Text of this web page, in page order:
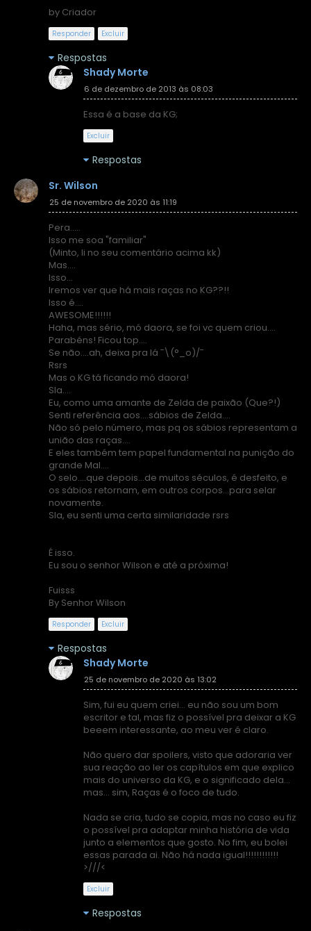
by Criador
Responder Excluir
Respostas
Shady Morte
6 de dezembro de 2013 às 08:03
Essa é a base da KG;
Excluir
Respostas
Sr. Wilson
25 de novembro de 2020 às 11:19
Pera.....
Isso me soa "familiar"
(Minto, li no seu comentário acima kk)
Mas....
Isso...
Iremos ver que há mais raças no KG??!!
Isso é....
AWESOME!!!!!!
Haha, mas sério, mó daora, se foi vc quem criou....
Parabéns! Ficou top....
Se não....ah, deixa pra lá ¯\(°_o)/¯
Rsrs
Mas o KG tá ficando mó daora!
Sla....
Eu, como uma amante de Zelda de paixão (Que?!)
Senti referência aos....sábios de Zelda....
Não só pelo número, mas pq os sábios representam a
união das raças....
E eles também tem papel fundamental na punição do
grande Mal....
O selo....que depois...de muitos séculos, é desfeito, e
os sábios retornam, em outros corpos...para selar
novamente.
Sla, eu senti uma certa similaridade rsrs
É isso.
Eu sou o senhor Wilson e até a próxima!
Fuisss
By Senhor Wilson
Responder Excluir
Respostas
Shady Morte
25 de novembro de 2020 às 13:02
Sim, fui eu quem criei... eu não sou um bom
escritor e tal, mas fiz o possível pra deixar a KG
beeem interessante, ao meu ver é claro.
Não quero dar spoilers, visto que adoraria ver
sua reação ao ler os capítulos em que explico
mais do universo da KG, e o significado dela...
mas... sim, Raças é o foco de tudo.
Nada se cria, tudo se copia, mas no caso eu fiz
o possível pra adaptar minha história de vida
junto a elementos que gosto. No fim, eu bolei
essas parada ai. Não há nada igual!!!!!!!!!!!!
>///<
Excluir
Respostas